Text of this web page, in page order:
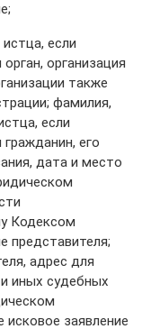
если
организация
также
фамилия,
если
его
дата и место
Кодексом
представителя;
адрес для
иных судебных
исковое заявление